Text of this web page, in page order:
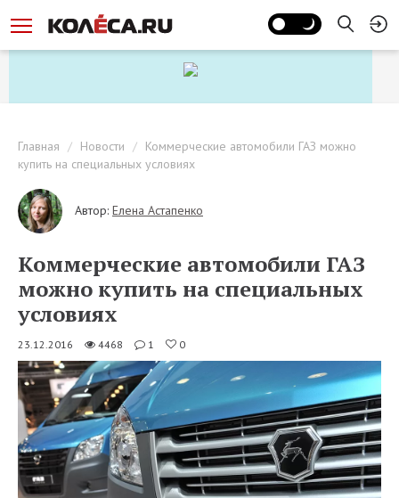
Главная Новости
Коммерческие автомобили ГАЗ можно
купить на специальных условиях
Автор: Елена Астапенко
Коммерческие автомобили ГАЗ
можно купить на специальных
условиях
23.12.2016 4468 1 0